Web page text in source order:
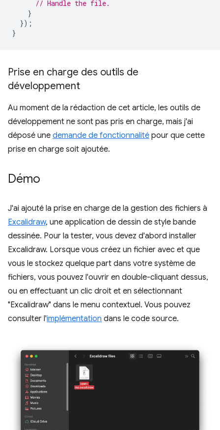
// Handle the file.
}
});
}
Prise en charge des outils de
développement
Au moment de la rédaction de cet article, les outils de
développement ne sont pas pris en charge, mais j'ai
déposé une demande de fonctionnalité pour que cette
prise en charge soit ajoutée.
Démo
J'ai ajouté la prise en charge de la gestion des fichiers à
Excalidraw, une application de dessin de style bande
dessinée. Pour la tester, vous devez d'abord installer
Excalidraw. Lorsque vous créez un fichier avec et que
vous le stockez quelque part dans votre système de
fichiers, vous pouvez l'ouvrir en double-cliquant dessus,
ou en effectuant un clic droit et en sélectionnant
"Excalidraw" dans le menu contextuel. Vous pouvez
consulter l'implémentation dans le code source.